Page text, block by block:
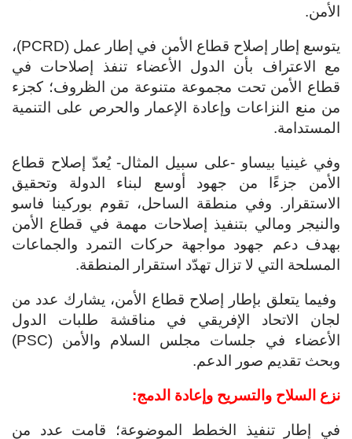
الأمن.
يتوسع إطار إصلاح قطاع الأمن في إطار عمل (PCRD)،
مع الاعتراف بأن الدول الأعضاء تنفذ إصلاحات في
قطاع الأمن تحت مجموعة متنوعة من الظروف؛ كجزء
من منع النزاعات وإعادة الإعمار والحرص على التنمية
المستدامة.
وفي غينيا بيساو -على سبيل المثال- يُعدّ إصلاح قطاع
الأمن جزءًا من جهود أوسع لبناء الدولة وتحقيق
الاستقرار. وفي منطقة الساحل، تقوم بوركينا فاسو
والنيجر ومالي بتنفيذ إصلاحات مهمة في قطاع الأمن
بهدف دعم جهود مواجهة حركات التمرد والجماعات
المسلحة التي لا تزال تهدّد استقرار المنطقة.
وفيما يتعلق بإطار إصلاح قطاع الأمن، يشارك عدد من
لجان الاتحاد الإفريقي في مناقشة طلبات الدول
الأعضاء في جلسات مجلس السلام والأمن (PSC)
وبحث تقديم صور الدعم.
نزع السلاح والتسريح وإعادة الدمج:
في إطار تنفيذ الخطط الموضوعة؛ قامت عدد من